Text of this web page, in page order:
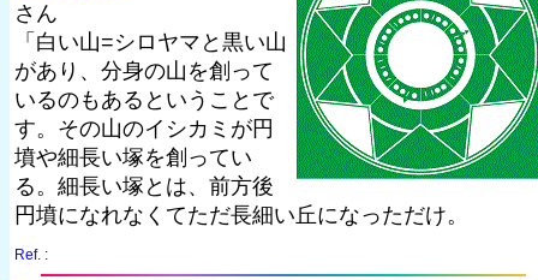
さん
「白い山=シロヤマと黒い山
があり、分身の山を創って
いるのもあるということで
す。その山のイシカミが円
墳や細長い塚を創ってい
る。細長い塚とは、前方後
円墳になれなくてただ長細い丘になっただけ。
Ref. :